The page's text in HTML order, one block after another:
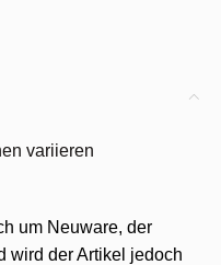
variieren
um Neuware, der
wird der Artikel jedoch